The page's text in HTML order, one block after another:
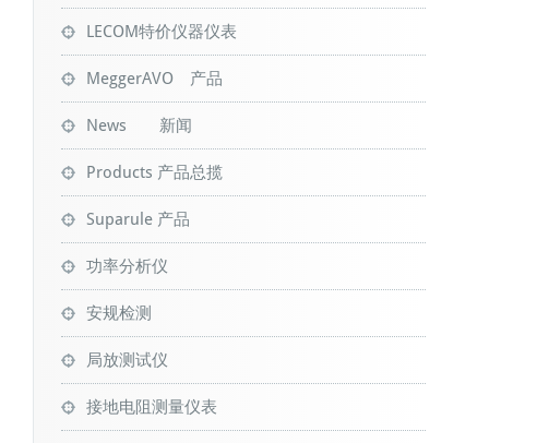
LECOM特价仪器仪表
MeggerAVO 产品
News 新闻
Products 产品总揽
Suparule 产品
功率分析仪
安规检测
局放测试仪
接地电阻测量仪表